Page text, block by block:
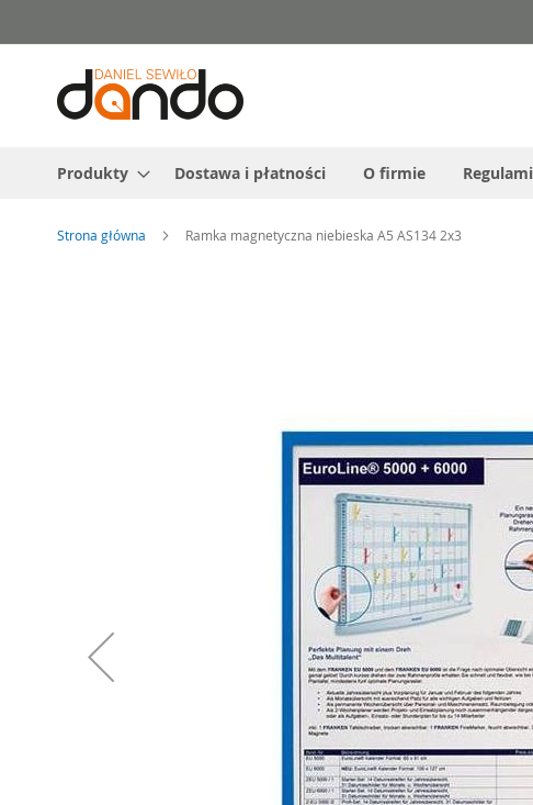
do
treści
Produkty Dostawa i płatności O firmie
Strona główna Ramka magnetyczna niebieska A5 AS134 2x3